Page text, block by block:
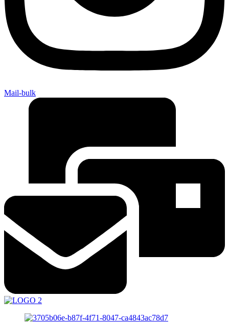
Mail-bulk